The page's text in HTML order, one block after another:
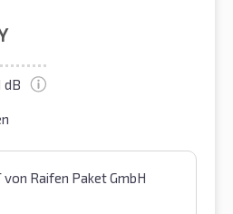
dB
von Raifen Paket GmbH